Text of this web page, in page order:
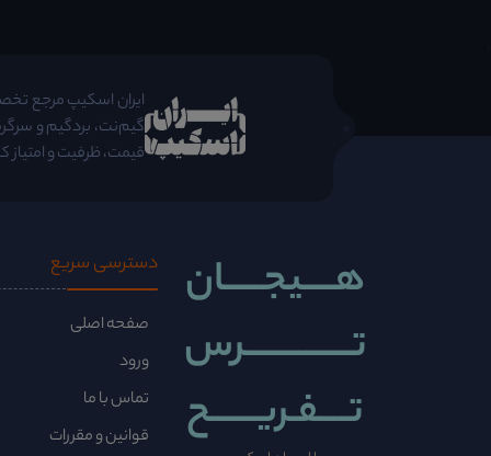
ایران اسکیپ مرجع
گیم‌نت، بردگیم و
قیمت، ظرفیت و امتیاز
هــــیجـــــان
تــــــــــــــرس
تــــفـریــــــح
دسترسی سریع
صفحه اصلی
ورود
تماس با ما
قوانین و مقررات